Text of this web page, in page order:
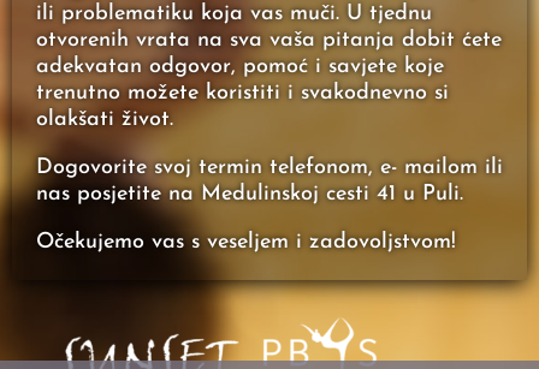
ili problematiku koja vas muči. U tjednu
otvorenih vrata na sva vaša pitanja dobit ćete
adekvatan odgovor, pomoć i savjete koje
trenutno možete koristiti i svakodnevno si
olakšati život.
Dogovorite svoj termin telefonom, e- mailom ili
nas posjetite na Medulinskoj cesti 41 u Puli.
Očekujemo vas s veseljem i zadovoljstvom!